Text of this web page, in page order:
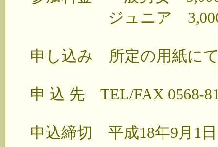
ジュニア 3,000円（
申し込み 所定の用紙に
申 込 先 TEL/FAX 0568-
申込締切 平成18年9月1